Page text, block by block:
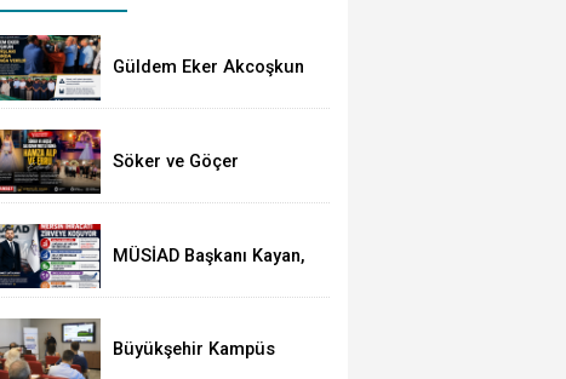
Güldem Eker Akcoşkun
Toprağa Verildi
Söker ve Göçer
Hamza Alp ile Ebru
MÜSİAD Başkanı Kayan,
Milyar Doları Aştığını
Büyükşehir Kampüs